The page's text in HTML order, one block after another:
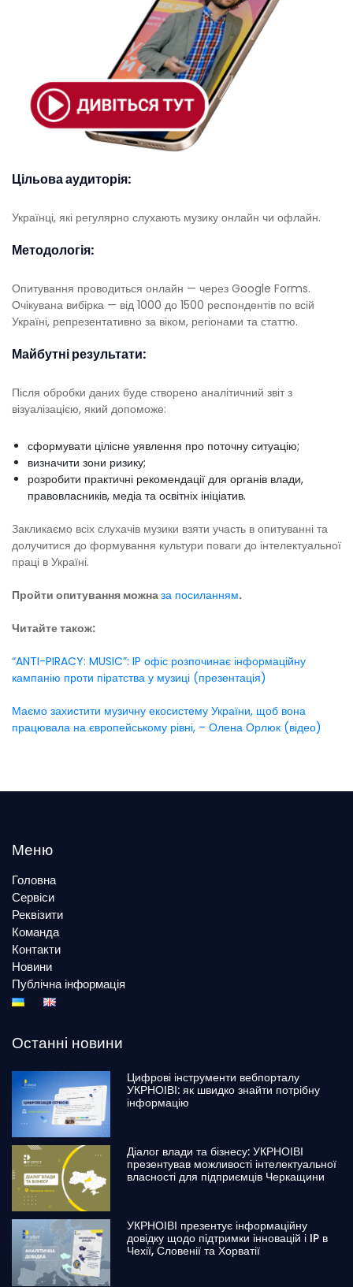
Цільова аудиторія:
Українці, які регулярно слухають музику онлайн чи офлайн.
Методологія:
Опитування проводиться онлайн — через Google Forms.
Очікувана вибірка — від 1000 до 1500 респондентів по всій
Україні, репрезентативно за віком, регіонами та статтю.
Майбутні результати:
Після обробки даних буде створено аналітичний звіт з
візуалізацією, який допоможе:
сформувати цілісне уявлення про поточну ситуацію;
визначити зони ризику;
розробити практичні рекомендації для органів влади,
правовласників, медіа та освітніх ініціатив.
Закликаємо всіх слухачів музики взяти участь в опитуванні та
долучитися до формування культури поваги до інтелектуальної
праці в Україні.
Пройти опитування можназа посиланням.
Читайте також:
“ANTI-PIRACY: MUSIC”: IP офіс розпочинає інформаційну
кампанію проти піратства у музиці (презентація)
Маємо захистити музичну екосистему України, щоб вона
працювала на європейському рівні, – Олена Орлюк (відео)
Меню
Головна
Сервіси
Реквізити
Команда
Контакти
Новини
Публічна інформація
Останні новини
Цифрові інструменти вебпорталу
УКРНОІВІ: як швидко знайти потрібну
інформацію
Діалог влади та бізнесу: УКРНОІВІ
презентував можливості інтелектуальної
власності для підприємців Черкащини
УКРНОІВІ презентує інформаційну
довідку щодо підтримки інновацій і IP в
Чехії, Словенії та Хорватії